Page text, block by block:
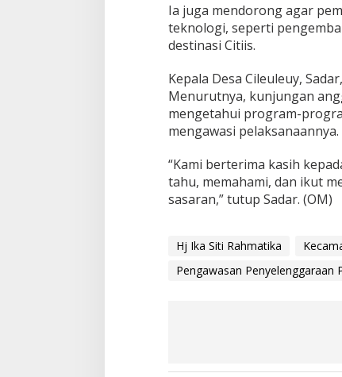
Ia juga mendorong agar
teknologi, seperti
destinasi Citiis.
Kepala Desa Cileuleuy,
Menurutnya, kunjungan
mengetahui program-
mengawasi pelaksanaannya.
“Kami berterima kasih
tahu, memahami, dan ikut
sasaran,” tutup Sadar. (OM)
Hj Ika Siti Rahmatika
Pengawasan Penyelenggaraan